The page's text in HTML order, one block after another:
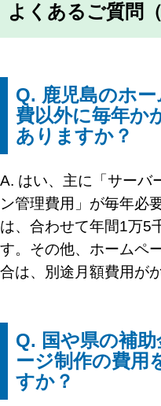
よくあるご質問（
Q. 鹿児島のホ
費以外に毎年か
ありますか？
A. はい、主に「サーバ
ン管理費用」が毎年必
は、合わせて年間1万5
す。その他、ホームペ
合は、別途月額費用が
Q. 国や県の補
ージ制作の費用
すか？